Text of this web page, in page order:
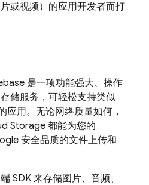
或视频）的应用开发者而打
是一项功能强大、操作
储服务，可轻松支持类似
用。无论网络质量如何，
Storage 都能为您的
安全品质的文件上传和
SDK 来存储图片、音频、